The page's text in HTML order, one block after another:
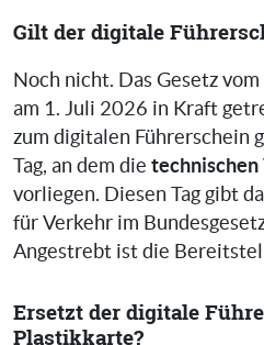
Gilt der digitale
Noch nicht. Das Gesetz
am 1. Juli 2026 in Kraft
zum digitalen Führerschein
Tag, an dem die technischen
vorliegen. Diesen Tag gibt
für Verkehr im
Angestrebt ist die
Ersetzt der digitale
Plastikkarte?